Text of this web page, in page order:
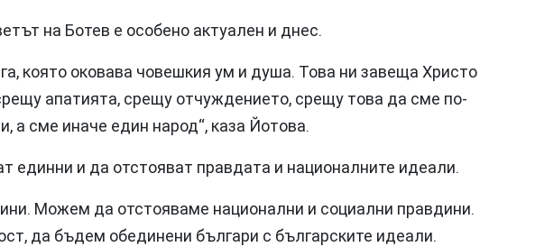
на Ботев е особено актуален и днес.
която оковава човешкия ум и душа. Това ни завеща Христо
апатията, срещу отчуждението, срещу това да сме по-
а сме иначе един народ“, каза Йотова.
единни и да отстояват правдата и националните идеали.
Можем да отстояваме национални и социални правдини.
да бъдем обединени българи с българските идеали.